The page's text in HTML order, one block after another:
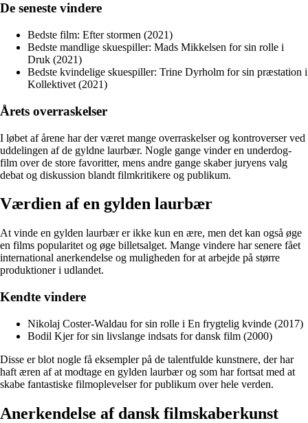
De seneste vindere
Bedste film: Efter stormen (2021)
Bedste mandlige skuespiller: Mads Mikkelsen for sin rolle i
Druk (2021)
Bedste kvindelige skuespiller: Trine Dyrholm for sin præstation i
Kollektivet (2021)
Årets overraskelser
I løbet af årene har der været mange overraskelser og kontroverser ved
uddelingen af de gyldne laurbær. Nogle gange vinder en underdog-
film over de store favoritter, mens andre gange skaber juryens valg
debat og diskussion blandt filmkritikere og publikum.
Værdien af en gylden laurbær
At vinde en gylden laurbær er ikke kun en ære, men det kan også øge
en films popularitet og øge billetsalget. Mange vindere har senere fået
international anerkendelse og muligheden for at arbejde på større
produktioner i udlandet.
Kendte vindere
Nikolaj Coster-Waldau for sin rolle i En frygtelig kvinde (2017)
Bodil Kjer for sin livslange indsats for dansk film (2000)
Disse er blot nogle få eksempler på de talentfulde kunstnere, der har
haft æren af at modtage en gylden laurbær og som har fortsat med at
skabe fantastiske filmoplevelser for publikum over hele verden.
Anerkendelse af dansk filmskaberkunst